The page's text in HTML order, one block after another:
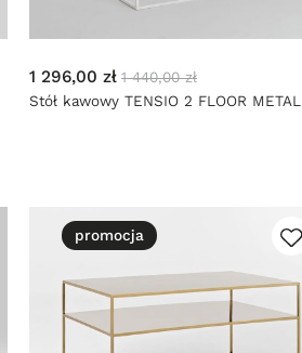
1 296,00 zł 1 440,00 zł
Stół kawowy TENSIO 2 FLOOR
promocja